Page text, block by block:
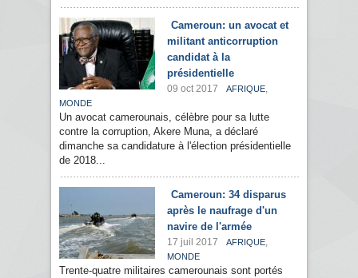
Cameroun: un avocat et
militant anticorruption
candidat à la
présidentielle
09 oct 2017 AFRIQUE,
MONDE
Un avocat camerounais, célèbre pour sa lutte
contre la corruption, Akere Muna, a déclaré
dimanche sa candidature à l'élection présidentielle
de 2018...
Cameroun: 34 disparus
après le naufrage d'un
navire de l'armée
17 juil 2017 AFRIQUE,
MONDE
Trente-quatre militaires camerounais sont portés